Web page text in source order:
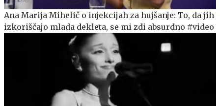
Ana Marija Mihelič o injekcijah za hujšanje: To, da jih
izkoriščajo mlada dekleta, se mi zdi absurdno #video